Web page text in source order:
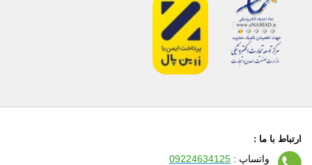
ارتباط با ما :
واتساپ : 09224634125